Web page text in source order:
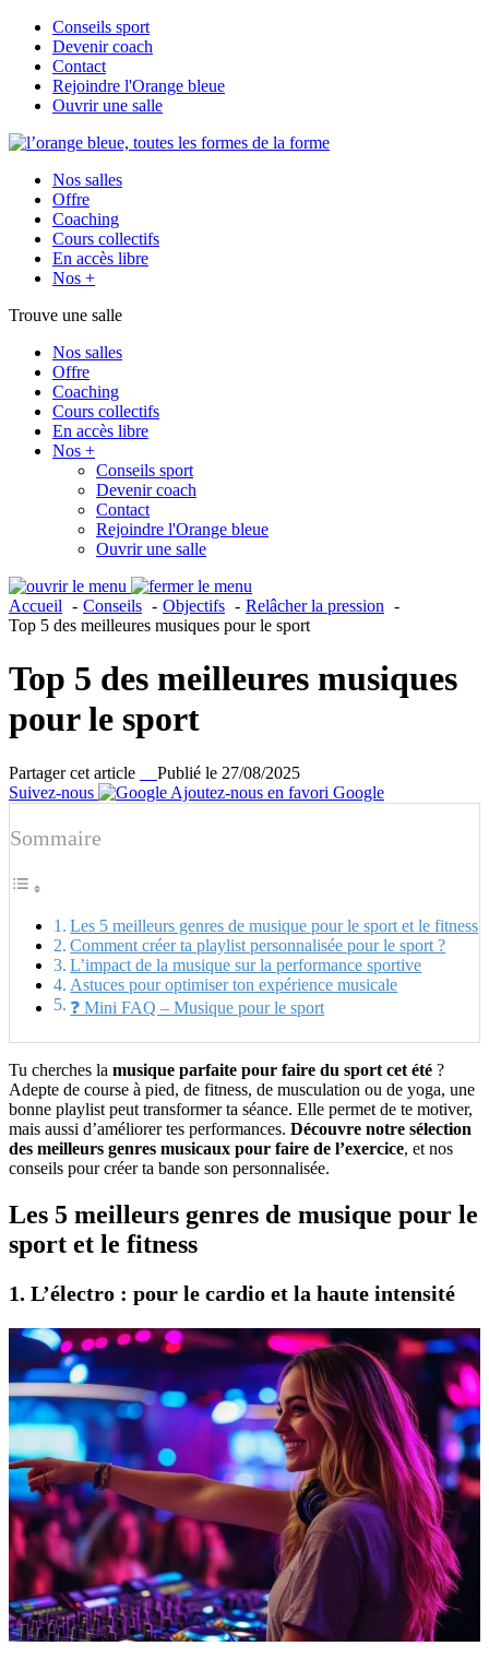
Conseils sport
Devenir coach
Contact
Rejoindre l'Orange bleue
Ouvrir une salle
Nos salles
Offre
Coaching
Cours collectifs
En accès libre
Nos +
Trouve une salle
Nos salles
Offre
Coaching
Cours collectifs
En accès libre
Nos +
Conseils sport
Devenir coach
Contact
Rejoindre l'Orange bleue
Ouvrir une salle
Accueil Conseils Objectifs
Relâcher la pression
Top 5 des meilleures musiques pour le sport
Top 5 des meilleures musiques
pour le sport
Partager cet article
Publié le 27/08/2025
Suivez-nous
Ajoutez-nous en favori Google
Sommaire
Les 5 meilleurs genres de musique pour le sport et le fitness
Comment créer ta playlist personnalisée pour le sport ?
L’impact de la musique sur la performance sportive
Astuces pour optimiser ton expérience musicale
❓ Mini FAQ – Musique pour le sport
Tu cherches la musique parfaite pour faire du sport cet été ?
Adepte de course à pied, de fitness, de musculation ou de yoga, une
bonne playlist peut transformer ta séance. Elle permet de te motiver,
mais aussi d’améliorer tes performances. Découvre notre sélection
des meilleurs genres musicaux pour faire de l’exercice, et nos
conseils pour créer ta bande son personnalisée.
Les 5 meilleurs genres de musique pour le
sport et le fitness
1. L’électro : pour le cardio et la haute intensité